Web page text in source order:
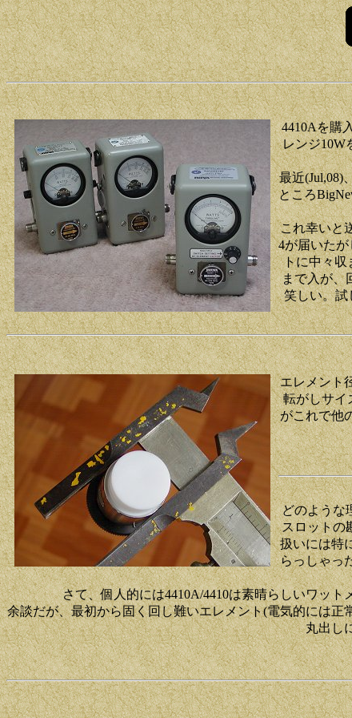
4410Aを購
レンジ10W
最近(Jul,08)
ところ
これ幸いと
4が届いた
トに中々収
まで入が、
笑しい。試
エレメント
転がしサイ
がこれで他
どのような
スロットの
扱いには特
らっしゃっ
さて、個人的には4410A/4410は素晴らしいワッ
余談だが、最初から固く回し難いエレメント(電気的には
丸出し